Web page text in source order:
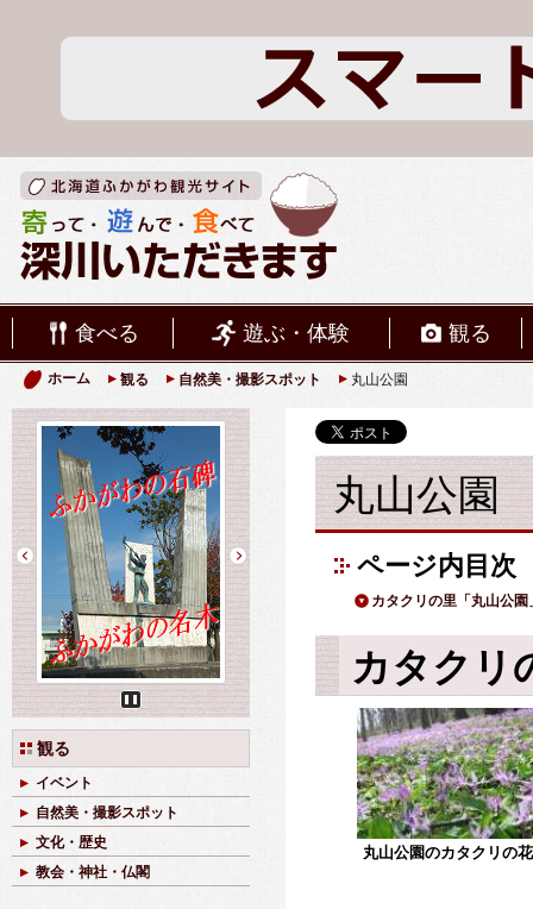
食べる 遊ぶ・体験 観る
ホーム 観る 自然美・撮影スポット 丸山公園
丸山公園
ページ内目次
カタクリの里「丸山公園
カタクリ
丸山公園のカタクリの花
Pause
観る
イベント
自然美・撮影スポット
文化・歴史
教会・神社・仏閣